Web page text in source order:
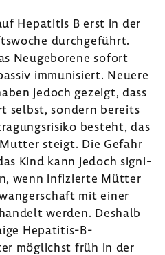
Hepa­titis B erst in der
durch­ge­führt.
Neuge­bo­rene sofort
immu­ni­siert. Neuere
jedoch gezeigt, dass
selbst, sondern bereits
besteht, das
steigt. Die Gefahr
Kind kann jedoch signi­
wenn infi­zierte Mütter
mit einer
werden. Deshalb
Hepatitis-​B-
möglichst früh in der